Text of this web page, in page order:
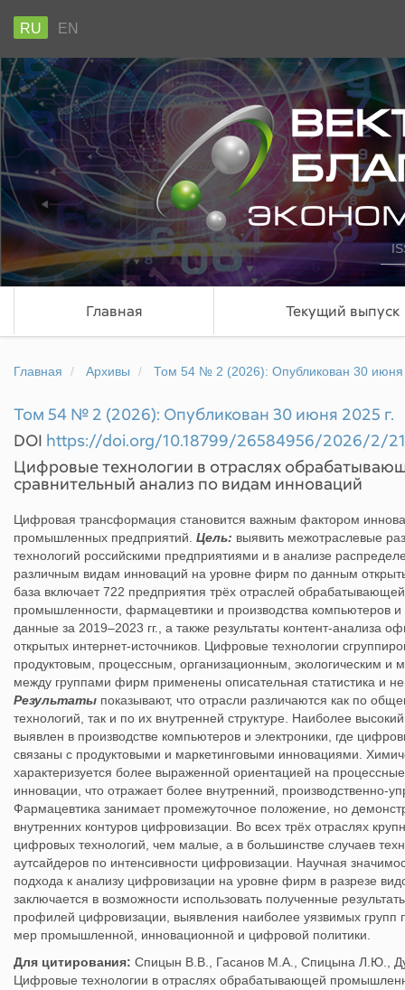
RU EN
Главная Текущий выпуск
Главная Архивы Том 54 № 2 (2026): Опубликован 30 июня
Том 54 № 2 (2026): Опубликован 30 июня 2025 г.
DOI https://doi.org/10.18799/26584956/2026/2/
Цифровые технологии в отраслях
сравнительный анализ по видам инноваций
Цифровая трансформация становится важным фактором
промышленных предприятий. Цель: выявить межотраслевые
технологий российскими предприятиями и в анализе
различным видам инноваций на уровне фирм по данным
база включает 722 предприятия трёх отраслей
промышленности, фармацевтики и производства компьютеров
данные за 2019–2023 гг., а также результаты контент-анализа
открытых интернет-источников. Цифровые технологии
продуктовым, процессным, организационным, экологическим и
между группами фирм применены описательная статистика и
Результаты показывают, что отрасли различаются как по
технологий, так и по их внутренней структуре. Наиболее
выявлен в производстве компьютеров и электроники, где
связаны с продуктовыми и маркетинговыми инновациями.
характеризуется более выраженной ориентацией на
инновации, что отражает более внутренний, производственно-
Фармацевтика занимает промежуточное положение, но
внутренних контуров цифровизации. Во всех трёх отраслях
цифровых технологий, чем малые, а в большинстве случаев
аутсайдеров по интенсивности цифровизации. Научная
подхода к анализу цифровизации на уровне фирм в разрезе
заключается в возможности использовать полученные
профилей цифровизации, выявления наиболее уязвимых групп
мер промышленной, инновационной и цифровой политики.
Для цитирования: Спицын В.В., Гасанов М.А., Спицына Л.Ю.,
Цифровые технологии в отраслях обрабатывающей